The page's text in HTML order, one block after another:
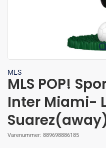
MLS
MLS POP!
Inter Miami-
Varenummer: 889698886185